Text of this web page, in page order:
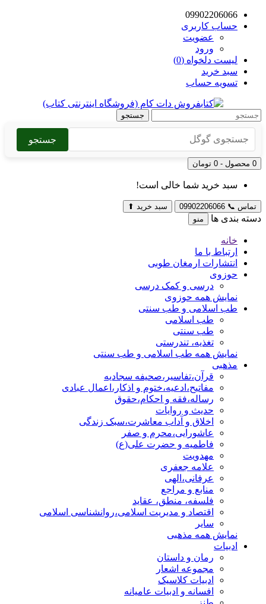
09902206066
حساب کاربری
عضویت
ورود
لیست دلخواه (0)
سبد خرید
تسویه حساب
جستجو
جستجو
0 محصول - 0 تومان
سبد خرید شما خالی است!
تماس 📞
09902206066 سبد خرید ⬆
دسته بندی ها منو
خانه
ارتباط با ما
انتشارات ارمغان طوبی
حوزوی
درسی و کمک درسی
نمایش همه حوزوی
طب اسلامی و طب سنتی
طب اسلامی
طب سنتی
تغذیه، تندرستی
نمایش همه طب اسلامی و طب سنتی
مذهبی
قرآن،تفاسیر،صحیفه سجادیه
مفاتیح،ادعیه،ختوم و اذکار،اعمال عبادی
رساله،فقه و احکام،حقوق
حدیث و روایات
اخلاق و آداب معاشرت،سبک زندگی
عاشورایی،محرم و صفر
فاطمیه و حضرت علی(ع)
مهدویت
علامه جعفری
عرفانی،الهی
منابع و مراجع
فلسفه، منطق، عقاید
اقتصاد و مدیریت اسلامی،روانشناسی اسلامی
سایر
نمایش همه مذهبی
ادبیات
رمان و داستان
مجموعه اشعار
ادبیات کلاسیک
افسانه و ادبیات عامیانه